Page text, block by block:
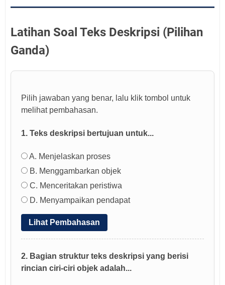
Latihan Soal Teks Deskripsi (Pilihan
Ganda)
Pilih jawaban yang benar, lalu klik tombol untuk
melihat pembahasan.
1. Teks deskripsi bertujuan untuk...
A. Menjelaskan proses
B. Menggambarkan objek
C. Menceritakan peristiwa
D. Menyampaikan pendapat
Lihat Pembahasan
2. Bagian struktur teks deskripsi yang berisi
rincian ciri-ciri objek adalah...